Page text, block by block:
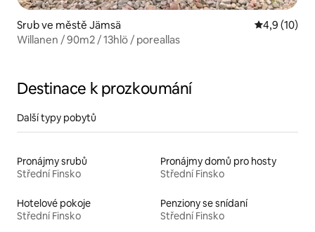
Srub ve městě Jämsä Průměrné
4,9 (10)
Willanen / 90m2 / 13hlö / poreallas
Destinace k prozkoumání
Další typy pobytů
Pronájmy srubů
Střední Finsko
Pronájmy domů pro hosty
Střední Finsko
Hotelové pokoje
Střední Finsko
Penziony se snídaní
Střední Finsko